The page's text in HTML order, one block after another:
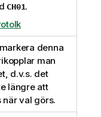
CH01.
denna
man
d.v.s. det
längre att
när val görs.